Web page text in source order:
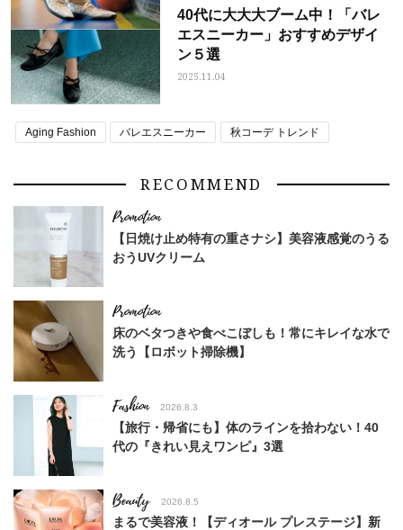
40代に大大大ブーム中！「バレ
エスニーカー」おすすめデザイ
ン５選
2025.11.04
Aging Fashion バレエスニーカー 秋コーデ トレンド
RECOMMEND
【日焼け止め特有の重さナシ】美容液感覚のうる
おうUVクリーム
床のベタつきや食べこぼしも！常にキレイな水で
洗う【ロボット掃除機】
Fashion 2026.8.3
【旅行・帰省にも】体のラインを拾わない！40
代の『きれい見えワンピ』3選
Beauty 2026.8.5
まるで美容液！【ディオール プレステージ】新